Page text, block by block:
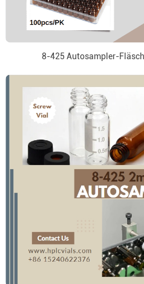
8-425 Autosampler-